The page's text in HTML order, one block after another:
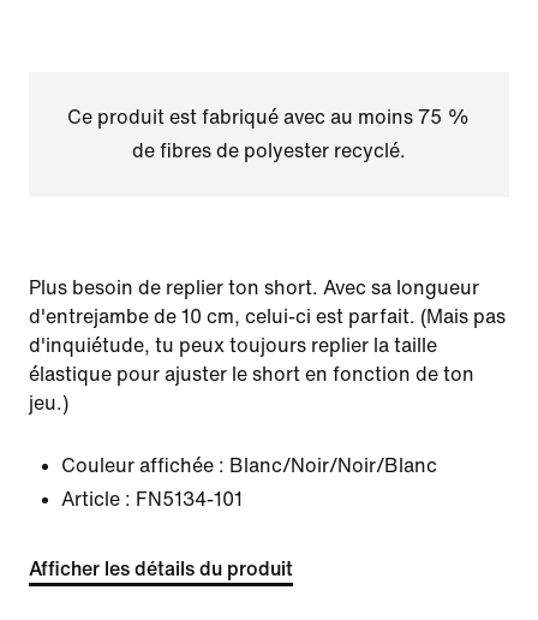
Ce produit est fabriqué avec au moins 75 %
de fibres de polyester recyclé.
Plus besoin de replier ton short. Avec sa longueur
d'entrejambe de 10 cm, celui-ci est parfait. (Mais pas
d'inquiétude, tu peux toujours replier la taille
élastique pour ajuster le short en fonction de ton
jeu.)
Couleur affichée : Blanc/Noir/Noir/Blanc
Article : FN5134-101
Afficher les détails du produit